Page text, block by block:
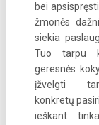
bei
žmonės
siekia
Tuo tarpu
geresnės
įžvelgti
konkretų
ieškant